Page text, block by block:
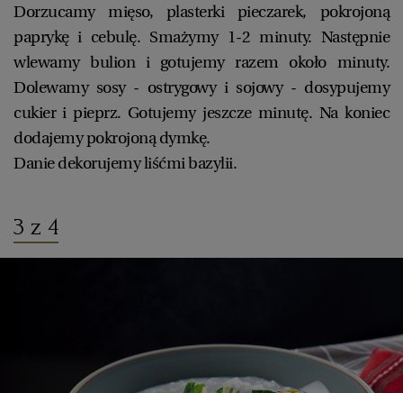
Dorzucamy mięso, plasterki pieczarek, pokrojoną
paprykę i cebulę. Smażymy 1-2 minuty. Następnie
wlewamy bulion i gotujemy razem około minuty.
Dolewamy sosy - ostrygowy i sojowy - dosypujemy
cukier i pieprz. Gotujemy jeszcze minutę. Na koniec
dodajemy pokrojoną dymkę.
Danie dekorujemy liśćmi bazylii.
3 z 4